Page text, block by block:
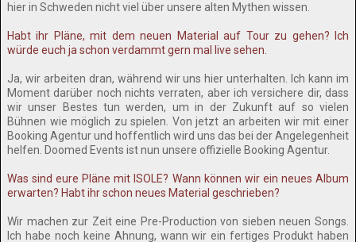
hier in Schweden nicht viel über unsere alten Mythen wissen.
Habt ihr Pläne, mit dem neuen Material auf Tour zu gehen? Ich
würde euch ja schon verdammt gern mal live sehen.
Ja, wir arbeiten dran, während wir uns hier unterhalten. Ich kann im
Moment darüber noch nichts verraten, aber ich versichere dir, dass
wir unser Bestes tun werden, um in der Zukunft auf so vielen
Bühnen wie möglich zu spielen. Von jetzt an arbeiten wir mit einer
Booking Agentur und hoffentlich wird uns das bei der Angelegenheit
helfen. Doomed Events ist nun unsere offizielle Booking Agentur.
Was sind eure Pläne mit ISOLE? Wann können wir ein neues Album
erwarten? Habt ihr schon neues Material geschrieben?
Wir machen zur Zeit eine Pre-Production von sieben neuen Songs.
Ich habe noch keine Ahnung, wann wir ein fertiges Produkt haben